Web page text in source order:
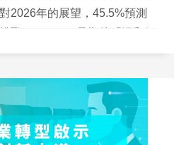
2026年的展望，45.5%預測